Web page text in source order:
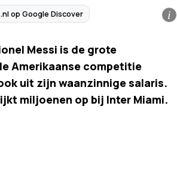
op Google Discover i
Messi is de grote
Amerikaanse competitie
uit zijn waanzinnige salaris.
miljoenen op bij Inter Miami.